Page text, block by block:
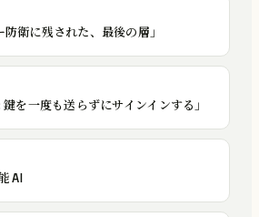
防衛に残された、最後の層」
を一度も送らずにサインインする」
AI